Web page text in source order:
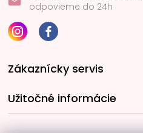
odpovieme do 24h
Zákaznícky servis
Užitočné informácie